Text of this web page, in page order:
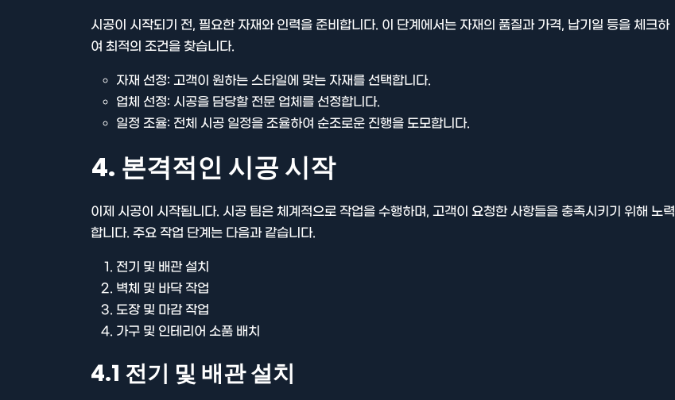
시공이 시작되기 전, 필요한 자재와 인력을 준비합니다. 이 단계에서는 자재의 품질과 가격, 납기일 등을 체크하
여 최적의 조건을 찾습니다.
자재 선정: 고객이 원하는 스타일에 맞는 자재를 선택합니다.
업체 선정: 시공을 담당할 전문 업체를 선정합니다.
일정 조율: 전체 시공 일정을 조율하여 순조로운 진행을 도모합니다.
4. 본격적인 시공 시작
이제 시공이 시작됩니다. 시공 팀은 체계적으로 작업을 수행하며, 고객이 요청한 사항들을 충족시키기 위해 노력
합니다. 주요 작업 단계는 다음과 같습니다.
전기 및 배관 설치
벽체 및 바닥 작업
도장 및 마감 작업
가구 및 인테리어 소품 배치
4.1 전기 및 배관 설치